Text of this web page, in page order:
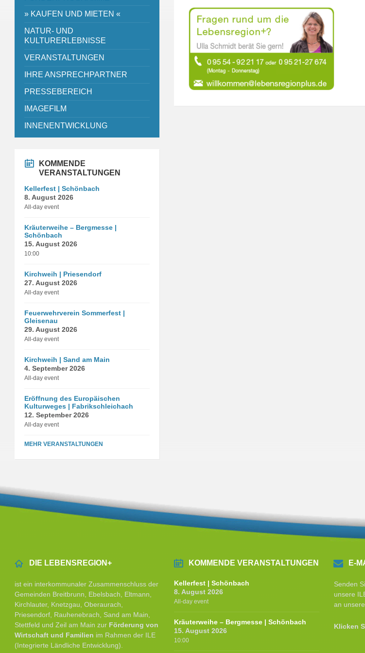
» KAUFEN UND MIETEN «
NATUR- UND
KULTURERLEBNISSE
VERANSTALTUNGEN
IHRE ANSPRECHPARTNER
PRESSEBEREICH
IMAGEFILM
INNENENTWICKLUNG
KOMMENDE
VERANSTALTUNGEN
Kellerfest | Schönbach
8. August 2026
All-day event
Kräuterweihe – Bergmesse |
Schönbach
15. August 2026
10:00
Kirchweih | Priesendorf
27. August 2026
All-day event
Feuerwehrverein Sommerfest |
Gleisenau
29. August 2026
All-day event
Kirchweih | Sand am Main
4. September 2026
All-day event
Eröffnung des Europäischen
Kulturweges | Fabrikschleichach
12. September 2026
All-day event
MEHR VERANSTALTUNGEN
DIE LEBENSREGION+
ist ein interkommunaler Zusammenschluss der
Gemeinden Breitbrunn, Ebelsbach, Eltmann,
Kirchlauter, Knetzgau, Oberaurach,
Priesendorf, Rauhenebrach, Sand am Main,
Stettfeld und Zeil am Main zur Förderung von
Wirtschaft und Familien im Rahmen der ILE
(Integrierte Ländliche Entwicklung).
KOMMENDE VERANSTALTUNGEN
Kellerfest | Schönbach
8. August 2026
All-day event
Kräuterweihe – Bergmesse | Schönbach
15. August 2026
10:00
E-
Senden
unsere
an
Klicken